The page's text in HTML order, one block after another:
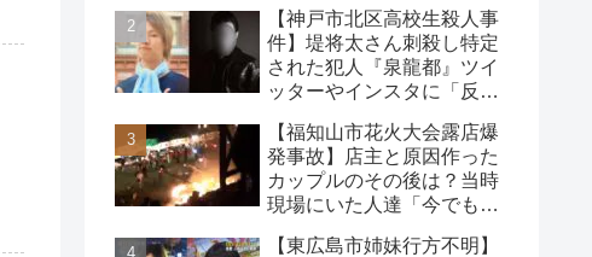
【神戸市北区高校生殺人事
件】堤将太さん刺殺し特定
された犯人『泉龍都』ツイ
ッターやインスタに「反省
【福知山市花火大会露店爆
発事故】店主と原因作った
カップルのその後は？当時
現場にいた人達「今でも怖
【東広島市姉妹行方不明】